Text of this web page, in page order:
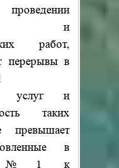
и
работ,
перерывы в
услуг и
таких
превышает
в
№1 к